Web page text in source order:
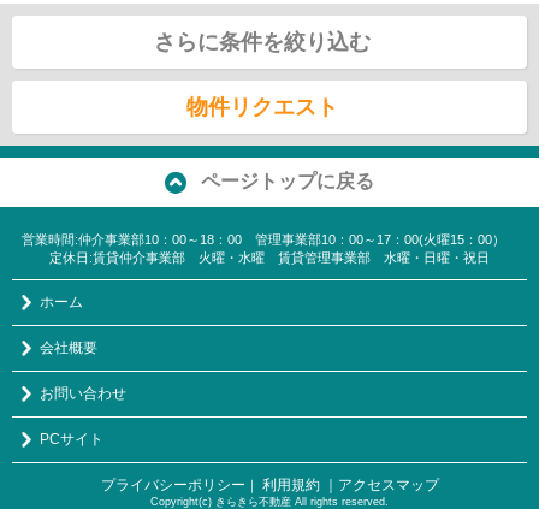
さらに条件を絞り込む
物件リクエスト
ページトップに戻る
営業時間:仲介事業部10：00～18：00 管理事業部10：00～17：00(火曜15：00）
定休日:賃貸仲介事業部 火曜・水曜 賃貸管理事業部 水曜・日曜・祝日
ホーム
会社概要
お問い合わせ
PCサイト
プライバシーポリシー ｜ 利用規約 ｜アクセスマップ
Copyright(c) きらきら不動産 All rights reserved.